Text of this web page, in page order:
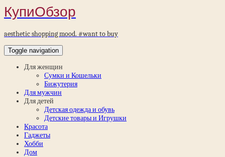
КупиОбзор
aesthetic shopping mood. #want to buy
Toggle navigation
Для женщин
Сумки и Кошельки
Бижутерия
Для мужчин
Для детей
Детская одежда и обувь
Детские товары и Игрушки
Красота
Гаджеты
Хобби
Дом